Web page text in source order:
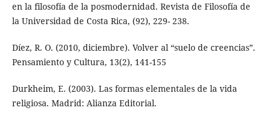
en la filosofía de la posmodernidad. Revista de Filosofía de
la Universidad de Costa Rica, (92), 229- 238.
Díez, R. O. (2010, diciembre). Volver al “suelo de creencias”.
Pensamiento y Cultura, 13(2), 141-155
Durkheim, E. (2003). Las formas elementales de la vida
religiosa. Madrid: Alianza Editorial.